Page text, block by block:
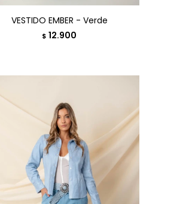
VESTIDO EMBER - Verde
$ 12.900